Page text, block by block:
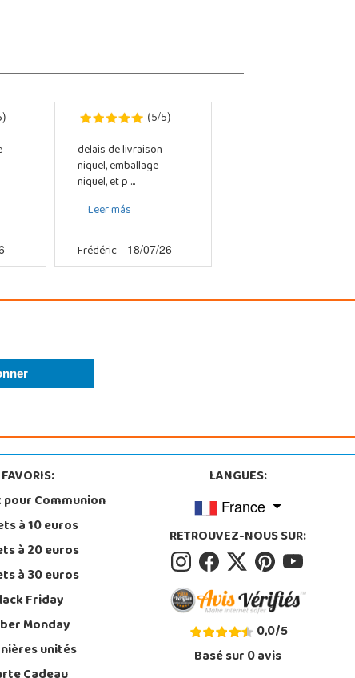
) (5/5)
delais de livraison
niquel, emballage
niquel, et p ...
Leer más
Frédéric- 18/07/26
FAVORIS:
pour Communion
à 10 euros
à 20 euros
à 30 euros
Friday
Monday
unités
LANGUES:
France
RETROUVEZ-NOUS SUR:
0,0/5
Basé sur0avis